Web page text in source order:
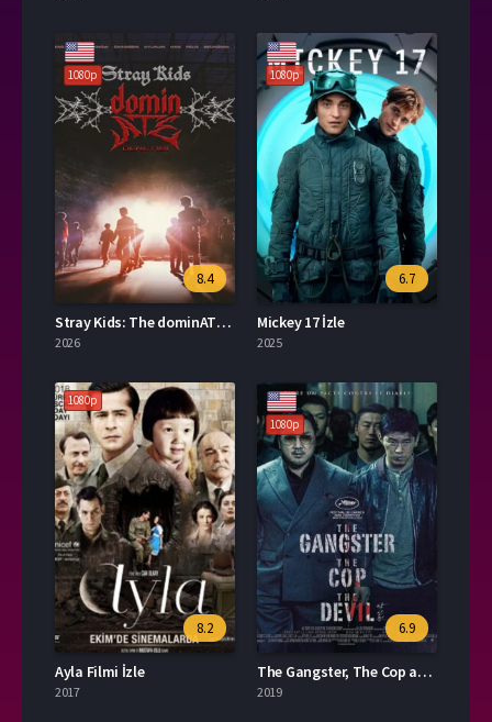
1080p
8.4
Stray Kids: The dominATE Experience Türkçe Dublaj İzle
2026
1080p
6.7
Mickey 17 İzle
2025
1080p
8.2
Ayla Filmi İzle
2017
1080p
6.9
The Gangster, The Cop and The Devil Türkçe Dublaj İzle
2019